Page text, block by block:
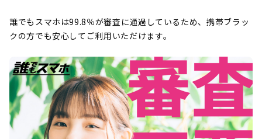
誰でもスマホは99.8％が審査に通過しているため、携帯ブラッ
クの方でも安心してご利用いただけます。